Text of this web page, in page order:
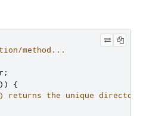
method...
;
{
the unique directory